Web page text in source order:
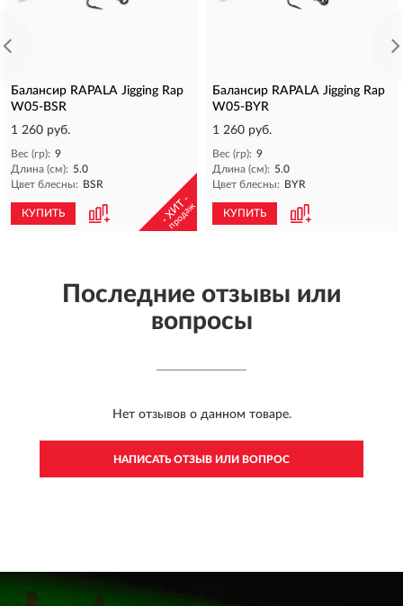
Балансир RAPALA Jigging Rap
W05-BSR
1 260 руб.
Вес (гр): 9
Длина (см): 5.0
Цвет блесны: BSR
КУПИТЬ - ХИТ -
продаж
Балансир RAPALA Jigging Rap
W05-BYR
1 260 руб.
Вес (гр): 9
Длина (см): 5.0
Цвет блесны: BYR
КУПИТЬ
Последние отзывы или
вопросы
Нет отзывов о данном товаре.
НАПИСАТЬ ОТЗЫВ ИЛИ ВОПРОС